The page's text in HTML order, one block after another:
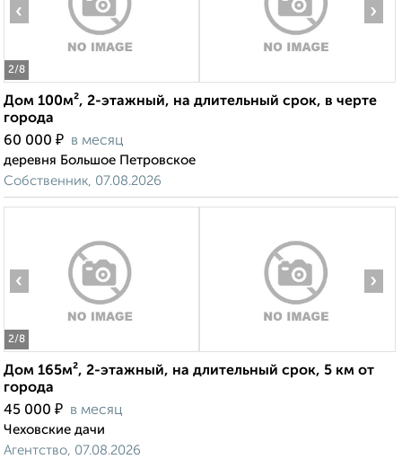
2/8
‹ ›
Дом 100м², 2-этажный, на длительный срок, в черте
города
60 000 ₽ в месяц
деревня Большое Петровское
Собственник, 07.08.2026
2/8
‹ ›
Дом 165м², 2-этажный, на длительный срок, 5 км от
города
45 000 ₽ в месяц
Чеховские дачи
Агентство, 07.08.2026